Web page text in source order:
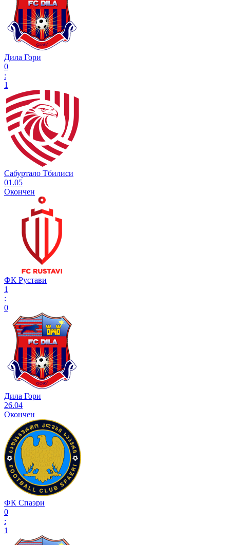
Дила Гори
0
:
1
Сабуртало Тбилиси
01.05
Окончен
ФК Рустави
1
:
0
Дила Гори
26.04
Окончен
ФК Спаэри
0
:
1